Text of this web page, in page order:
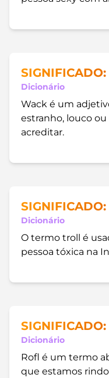
Dicionário
Wack é um
estranho, louco
acreditar.
SIGNIFICADO:
Dicionário
O termo troll é
pessoa tóxica na
Dicionário
Rofl é um termo
que estamos